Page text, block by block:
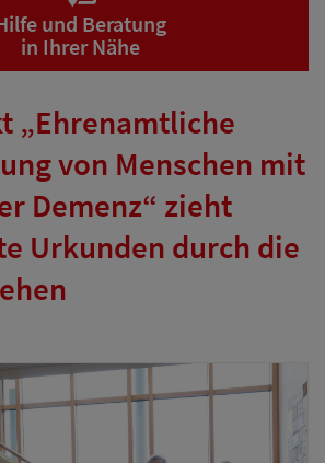
und Beratung
in Ihrer Nähe
„Ehrenamtliche
von Menschen mit
Demenz“ zieht
Urkunden durch die